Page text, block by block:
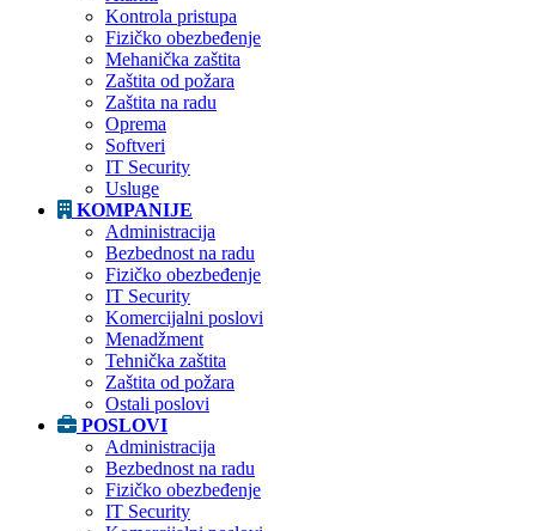
Kontrola pristupa
Fizičko obezbeđenje
Mehanička zaštita
Zaštita od požara
Zaštita na radu
Oprema
Softveri
IT Security
Usluge
KOMPANIJE
Administracija
Bezbednost na radu
Fizičko obezbeđenje
IT Security
Komercijalni poslovi
Menadžment
Tehnička zaštita
Zaštita od požara
Ostali poslovi
POSLOVI
Administracija
Bezbednost na radu
Fizičko obezbeđenje
IT Security